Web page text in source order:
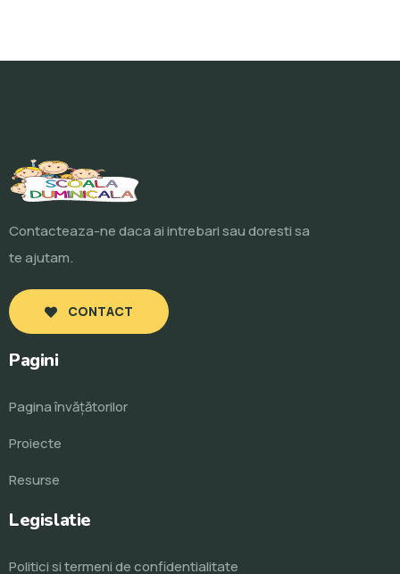
Contacteaza-ne daca ai intrebari sau doresti sa
te ajutam.
CONTACT
Pagini
Pagina învăţătorilor
Proiecte
Resurse
Legislatie
Politici si termeni de confidentialitate